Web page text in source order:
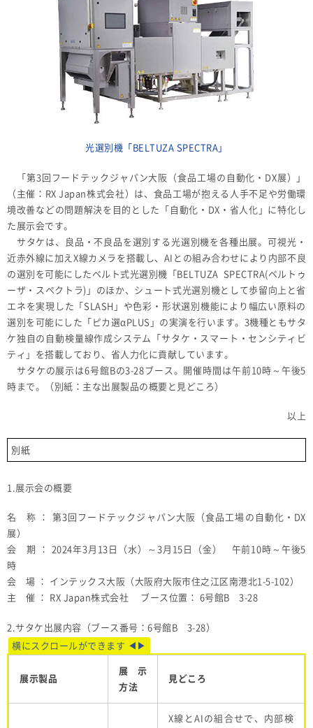
光選別機「BELTUZA SPECTRA」
「第3回フードテックジャパン大阪（食品工場の自動化・DX展）」
（主催：RX Japan株式会社）は、食品工場が抱える人手不足や労働環
境改善などの問題解決を目的とした「自動化・DX・省人化」に特化し
た展示会です。
サタケは、良品・不良品を選別する光選別機を各種出展。可視光・
近赤外線に加えX線カメラを搭載し、AIとの組み合わせにより内部不良
の選別を可能にしたベルト式光選別機「BELTUZA SPECTRA(ベルトゥ
ーザ・スペクトラ)」のほか、シュート式光選別機として歩留向上と省
エネを実現した「SLASH」や色彩・形状選別機能により幅広い原料の
選別を可能にした「ピカ選αPLUS」の実演を行います。3機種ともサタ
ケ独自の自動検量線作成システム「サタケ・スマート・センシティビ
ティ」を搭載しており、省人力化に貢献しています。
サタケの展示は6号館Bの3-28ブース。開催時間は午前10時～午後5
時まで。（別紙：主な出展製品の概要と見どころ）
以上
別紙
1.展示会の概要
名 称 ： 第3回フードテックジャパン大阪（食品工場の自動化・DX
展）
会 期 ： 2024年3月13日（水）～3月15日（金） 午前10時～午後5
時
会 場 ： インテックス大阪（大阪府大阪市住之江区南港北1-5-102）
主 催 ： RX Japan株式会社 ブース位置： 6号館B 3-28
2.サタケ出展内容（ブース番号：6号館B 3-28）
展示製品
展示
方法
見どころ
X線と AI の組合せで、内部検